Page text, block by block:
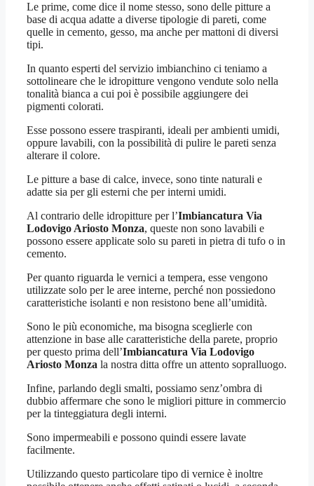
Le prime, come dice il nome stesso, sono delle pitture a
base di acqua adatte a diverse tipologie di pareti, come
quelle in cemento, gesso, ma anche per mattoni di diversi
tipi.
In quanto esperti del servizio imbianchino ci teniamo a
sottolineare che le idropitture vengono vendute solo nella
tonalità bianca a cui poi è possibile aggiungere dei
pigmenti colorati.
Esse possono essere traspiranti, ideali per ambienti umidi,
oppure lavabili, con la possibilità di pulire le pareti senza
alterare il colore.
Le pitture a base di calce, invece, sono tinte naturali e
adatte sia per gli esterni che per interni umidi.
Al contrario delle idropitture per l’Imbiancatura Via
Lodovigo Ariosto Monza, queste non sono lavabili e
possono essere applicate solo su pareti in pietra di tufo o in
cemento.
Per quanto riguarda le vernici a tempera, esse vengono
utilizzate solo per le aree interne, perché non possiedono
caratteristiche isolanti e non resistono bene all’umidità.
Sono le più economiche, ma bisogna sceglierle con
attenzione in base alle caratteristiche della parete, proprio
per questo prima dell’Imbiancatura Via Lodovigo
Ariosto Monza la nostra ditta offre un attento sopralluogo.
Infine, parlando degli smalti, possiamo senz’ombra di
dubbio affermare che sono le migliori pitture in commercio
per la tinteggiatura degli interni.
Sono impermeabili e possono quindi essere lavate
facilmente.
Utilizzando questo particolare tipo di vernice è inoltre